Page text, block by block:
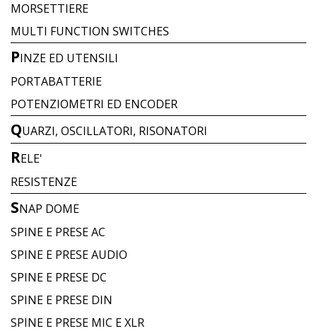
MORSETTIERE
MULTI FUNCTION SWITCHES
PINZE ED UTENSILI
PORTABATTERIE
POTENZIOMETRI ED ENCODER
QUARZI, OSCILLATORI, RISONATORI
RELE'
RESISTENZE
SNAP DOME
SPINE E PRESE AC
SPINE E PRESE AUDIO
SPINE E PRESE DC
SPINE E PRESE DIN
SPINE E PRESE MIC E XLR